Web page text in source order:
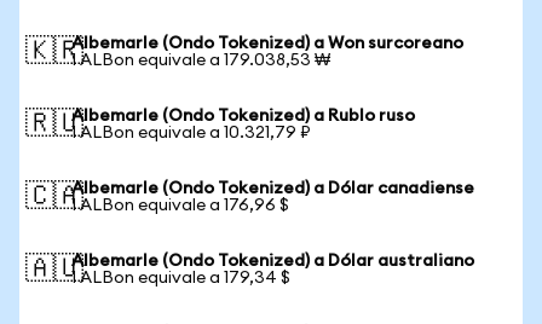
🇰🇷Albemarle (Ondo Tokenized) a Won surcoreano
1 ALBon equivale a 179.038,53 ₩
🇷🇺Albemarle (Ondo Tokenized) a Rublo ruso
1 ALBon equivale a 10.321,79 ₽
🇨🇦Albemarle (Ondo Tokenized) a Dólar canadiense
1 ALBon equivale a 176,96 $
🇦🇺Albemarle (Ondo Tokenized) a Dólar australiano
1 ALBon equivale a 179,34 $